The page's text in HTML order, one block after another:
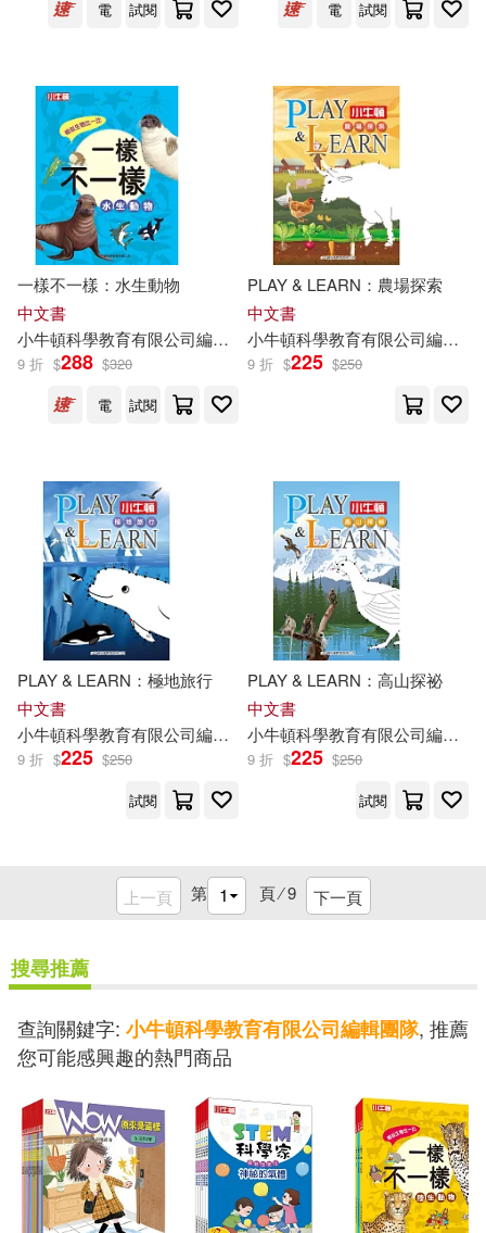
電
試閱
電
試閱
一樣不一樣：水生動物
中文書
小牛頓科學教育有限公司編輯 團隊 廖篤誠 蔣宜庭 邱崇杰
9 折 $288 $320
電
試閱
PLAY & LEARN：農場探索
中文書
小牛頓科學教育有限公司編輯
9 折 $225 $250
PLAY & LEARN：極地旅行
中文書
小牛頓科學教育有限公司編輯 團隊
9 折 $225 $250
試閱
PLAY & LEARN：高山探祕
中文書
小牛頓科學教育有限公司編輯
9 折 $225 $250
試閱
上一頁 第 頁 ⁄9 下一頁
搜尋推薦
查詢關鍵字: 小牛頓科學教育有限公司編輯團隊, 推薦
您可能感興趣的熱門商品